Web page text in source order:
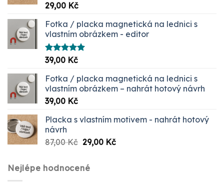
Hodnocení
5.00
29,00 Kč
Fotka / placka magnetická na lednici s
vlastním obrázkem - editor
Hodnocení
5.00
39,00 Kč
Fotka / placka magnetická na lednici s
vlastním obrázkem – nahrát hotový návrh
39,00 Kč
Placka s vlastním motivem - nahrát hotový
návrh
87,00Kč Původní
byla:
87,00 Kč.
29,00 KčAktuální
Nejlépe hodnocené